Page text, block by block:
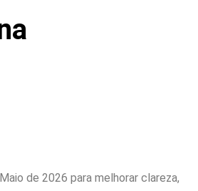
de 2026 para melhorar clareza,